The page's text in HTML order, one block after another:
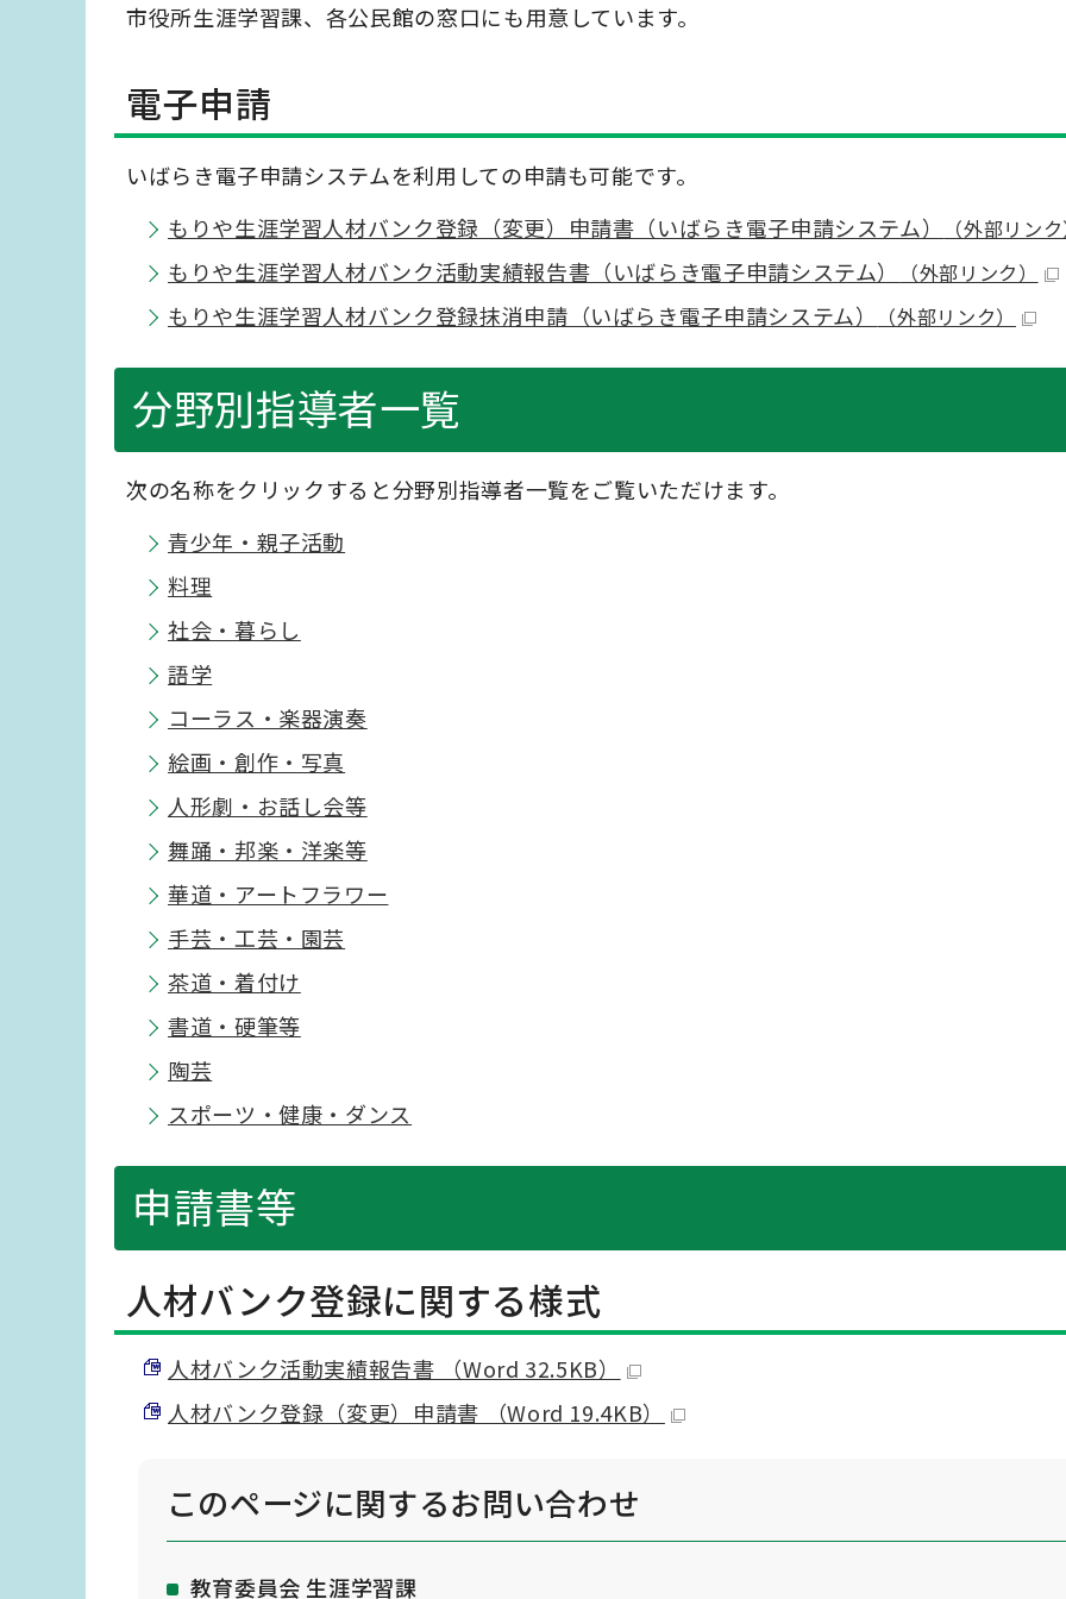
市役所生涯学習課、各公民館の窓口にも用意しています。
電子申請
いばらき電子申請システムを利用しての申請も可能です。
もりや生涯学習人材バンク登録（変更）申請書（いばらき電子申請システム）
（外部リン
もりや生涯学習人材バンク活動実績報告書（いばらき電子申請システム） （外部リンク）
もりや生涯学習人材バンク登録抹消申請（いばらき電子申請システム） （外部リンク）
分野別指導者一覧
次の名称をクリックすると分野別指導者一覧をご覧いただけます。
青少年・親子活動
料理
社会・暮らし
語学
コーラス・楽器演奏
絵画・創作・写真
人形劇・お話し会等
舞踊・邦楽・洋楽等
華道・アートフラワー
手芸・工芸・園芸
茶道・着付け
書道・硬筆等
陶芸
スポーツ・健康・ダンス
申請書等
人材バンク登録に関する様式
人材バンク活動実績報告書 （Word 32.5KB）
人材バンク登録（変更）申請書 （Word 19.4KB）
このページに関するお問い合わせ
教育委員会 生涯学習課